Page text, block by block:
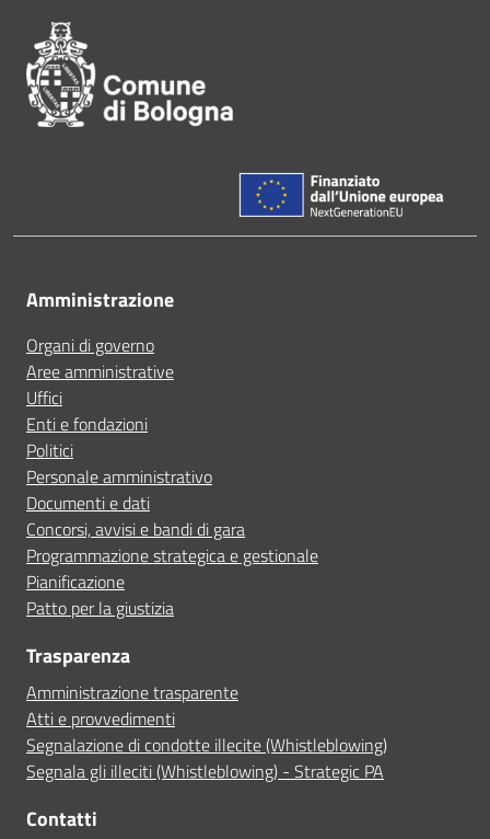
Amministrazione
Organi di governo
Aree amministrative
Uffici
Enti e fondazioni
Politici
Personale amministrativo
Documenti e dati
Concorsi, avvisi e bandi di gara
Programmazione strategica e gestionale
Pianificazione
Patto per la giustizia
Trasparenza
Amministrazione trasparente
Atti e provvedimenti
Segnalazione di condotte illecite (Whistleblowing)
Segnala gli illeciti (Whistleblowing) - Strategic PA
Contatti